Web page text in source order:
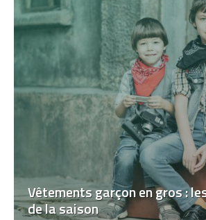
Vêtements garçon en gros :
de la saison